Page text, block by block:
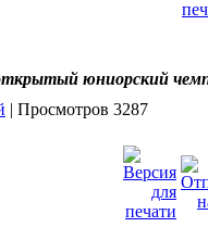
юниорский
| Просмотров 3287